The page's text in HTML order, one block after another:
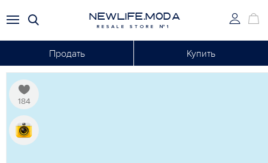
NEWLIFE.MODA
RESALE STORE №1
Продать Купить
184